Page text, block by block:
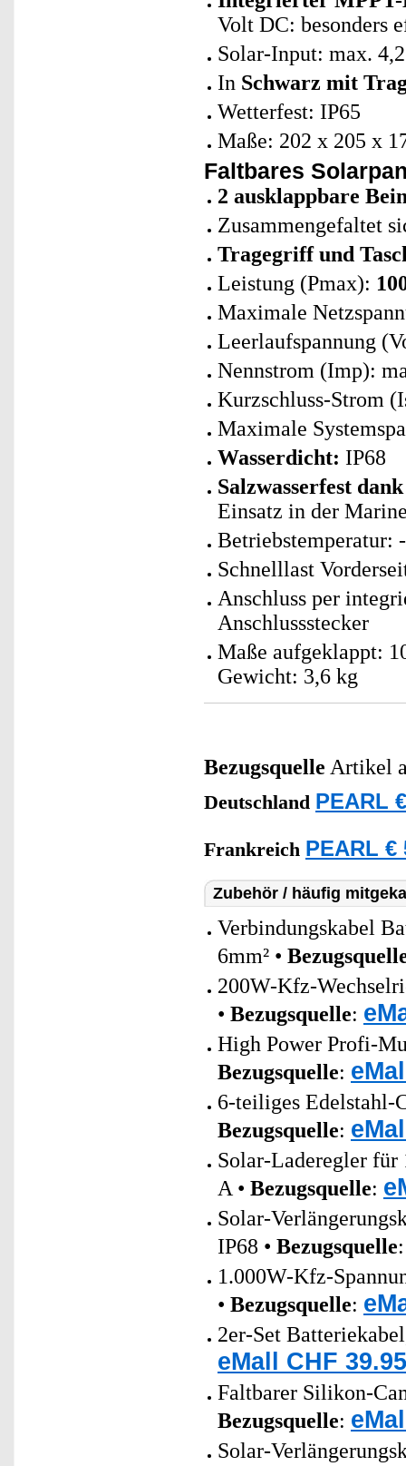
Volt DC: besonders
Solar-Input: max.
In Schwarz mit
Wetterfest: IP65
Maße: 202 x 205 x
Faltbares
2 ausklappbare
Zusammengefaltet
Tragegriff und
Leistung (Pmax):
Maximale
Leerlaufspannung
Nennstrom (Imp):
Kurzschluss-Strom
Maximale
Wasserdicht: IP68
Salzwasserfest
Einsatz in der
Betriebstemperatur:
Schnelllast
Anschluss per
Anschlussstecker
Maße aufgeklappt:
Gewicht: 3,6 kg
Bezugsquelle Artikel
Deutschland PEARL
Frankreich PEARL €
Zubehör / häufig
Verbindungskabel
6mm² •
200W-Kfz-
• Bezugsquelle:
High Power Profi-
Bezugsquelle:
6-teiliges Edelstahl-
Bezugsquelle:
Solar-Laderegler für
A • Bezugsquelle:
Solar-
IP68 • Bezugsquelle
1.000W-Kfz-
• Bezugsquelle:
2er-Set
eMall CHF
Faltbarer Silikon-
Bezugsquelle:
Solar-